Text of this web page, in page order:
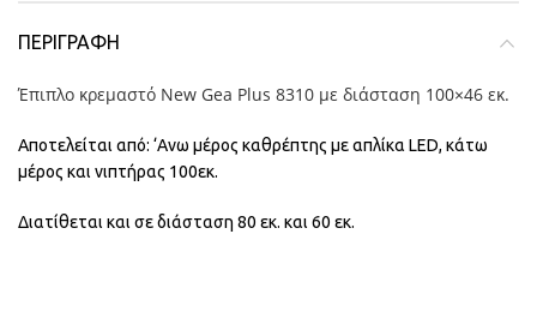
ΠΕΡΙΓΡΑΦΉ
Έπιπλο κρεμαστό New Gea Plus 8310 με διάσταση 100×46 εκ.
Αποτελείται από: ‘Ανω μέρος καθρέπτης με απλίκα LED, κάτω
μέρος και νιπτήρας 100εκ.
Διατίθεται και σε διάσταση 80 εκ. και 60 εκ.